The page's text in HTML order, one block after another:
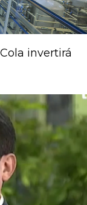
invertirá